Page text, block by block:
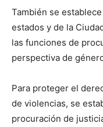
También se
estados y de la
las funciones de
perspectiva de
Para proteger el
de violencias, se
procuración de